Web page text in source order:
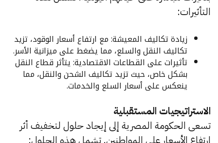
التأثيرات:
زيادة تكاليف المعيشة: مع ارتفاع أسعار الوقود، تزيد
تكاليف النقل والسلع، مما يضغط على ميزانية الأسر.
تأثيرات على القطاعات الاقتصادية: يتأثر قطاع النقل
بشكل خاص، حيث تزيد تكاليف الشحن والنقل، مما
ينعكس على أسعار السلع والخدمات.
الاستراتيجيات المستقبلية
تسعى الحكومة المصرية إلى إيجاد حلول لتخفيف أثر
ارتفاع الأسعار على المواطنين. تشمل هذه الحلول: